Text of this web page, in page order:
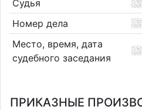
Судья
Номер дела
Место, время, дата
судебного заседания
ПРИКАЗНЫЕ